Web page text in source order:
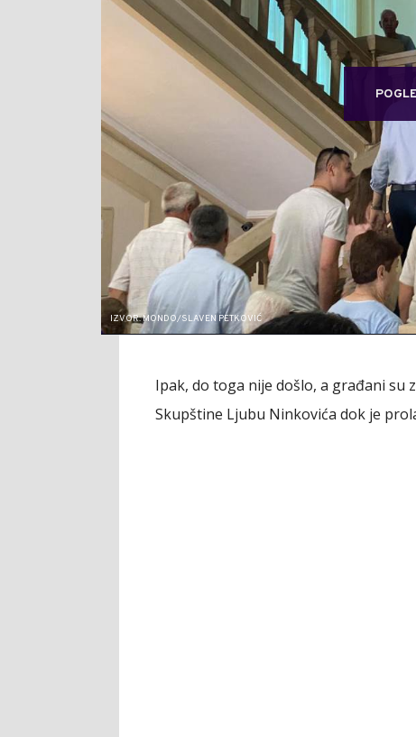
IZVOR: MONDO/SLAVEN PETKOVIĆ
Ipak, do toga nije došlo, a građani su
Skupštine Ljubu Ninkovića dok je